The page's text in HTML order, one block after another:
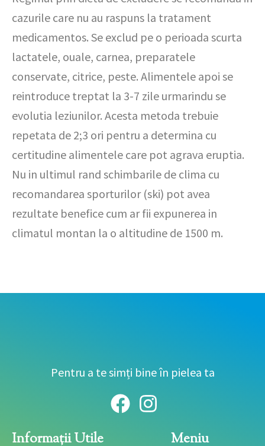
cazurile care nu au raspuns la tratament
medicamentos. Se exclud pe o perioada scurta
lactatele, ouale, carnea, preparatele
conservate, citrice, peste. Alimentele apoi se
reintroduce treptat la 3-7 zile urmarindu se
evolutia leziunilor. Acesta metoda trebuie
repetata de 2;3 ori pentru a determina cu
certitudine alimentele care pot agrava eruptia.
Nu in ultimul rand schimbarile de clima cu
recomandarea sporturilor (ski) pot avea
rezultate benefice cum ar fii expunerea in
climatul montan la o altitudine de 1500 m.
Pentru a te simți bine în pielea ta
F
a
I
Informații Utile Meniu